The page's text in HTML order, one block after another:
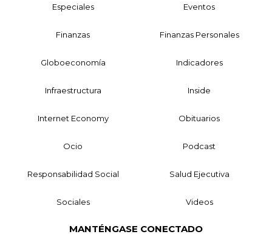
Especiales Eventos
Finanzas Finanzas Personales
Globoeconomía Indicadores
Infraestructura Inside
Internet Economy Obituarios
Ocio Podcast
Responsabilidad Social Salud Ejecutiva
Sociales Videos
MANTÉNGASE CONECTADO